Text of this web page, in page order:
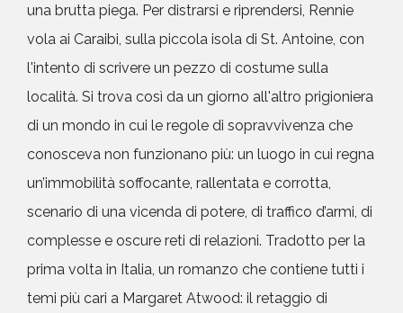
una brutta piega. Per distrarsi e riprendersi, Rennie
vola ai Caraibi, sulla piccola isola di St. Antoine, con
l'intento di scrivere un pezzo di costume sulla
località. Si trova così da un giorno all'altro prigioniera
di un mondo in cui le regole di sopravvivenza che
conosceva non funzionano più: un luogo in cui regna
un’immobilità soffocante, rallentata e corrotta,
scenario di una vicenda di potere, di traffico d’armi, di
complesse e oscure reti di relazioni. Tradotto per la
prima volta in Italia, un romanzo che contiene tutti i
temi più cari a Margaret Atwood: il retaggio di